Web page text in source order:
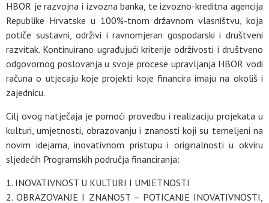
HBOR je razvojna i izvozna banka, te izvozno-kreditna agencija
Republike Hrvatske u 100%-tnom državnom vlasništvu, koja
potiče sustavni, održivi i ravnomjeran gospodarski i društveni
razvitak. Kontinuirano ugrađujući kriterije održivosti i društveno
odgovornog poslovanja u svoje procese upravljanja HBOR vodi
računa o utjecaju koje projekti koje financira imaju na okoliš i
zajednicu.
Cilj ovog natječaja je pomoći provedbu i realizaciju projekata u
kulturi, umjetnosti, obrazovanju i znanosti koji su temeljeni na
novim idejama, inovativnom pristupu i originalnosti u okviru
sljedećih Programskih područja financiranja:
INOVATIVNOST U KULTURI I UMJETNOSTI
OBRAZOVANJE I ZNANOST – POTICANJE INOVATIVNOSTI,